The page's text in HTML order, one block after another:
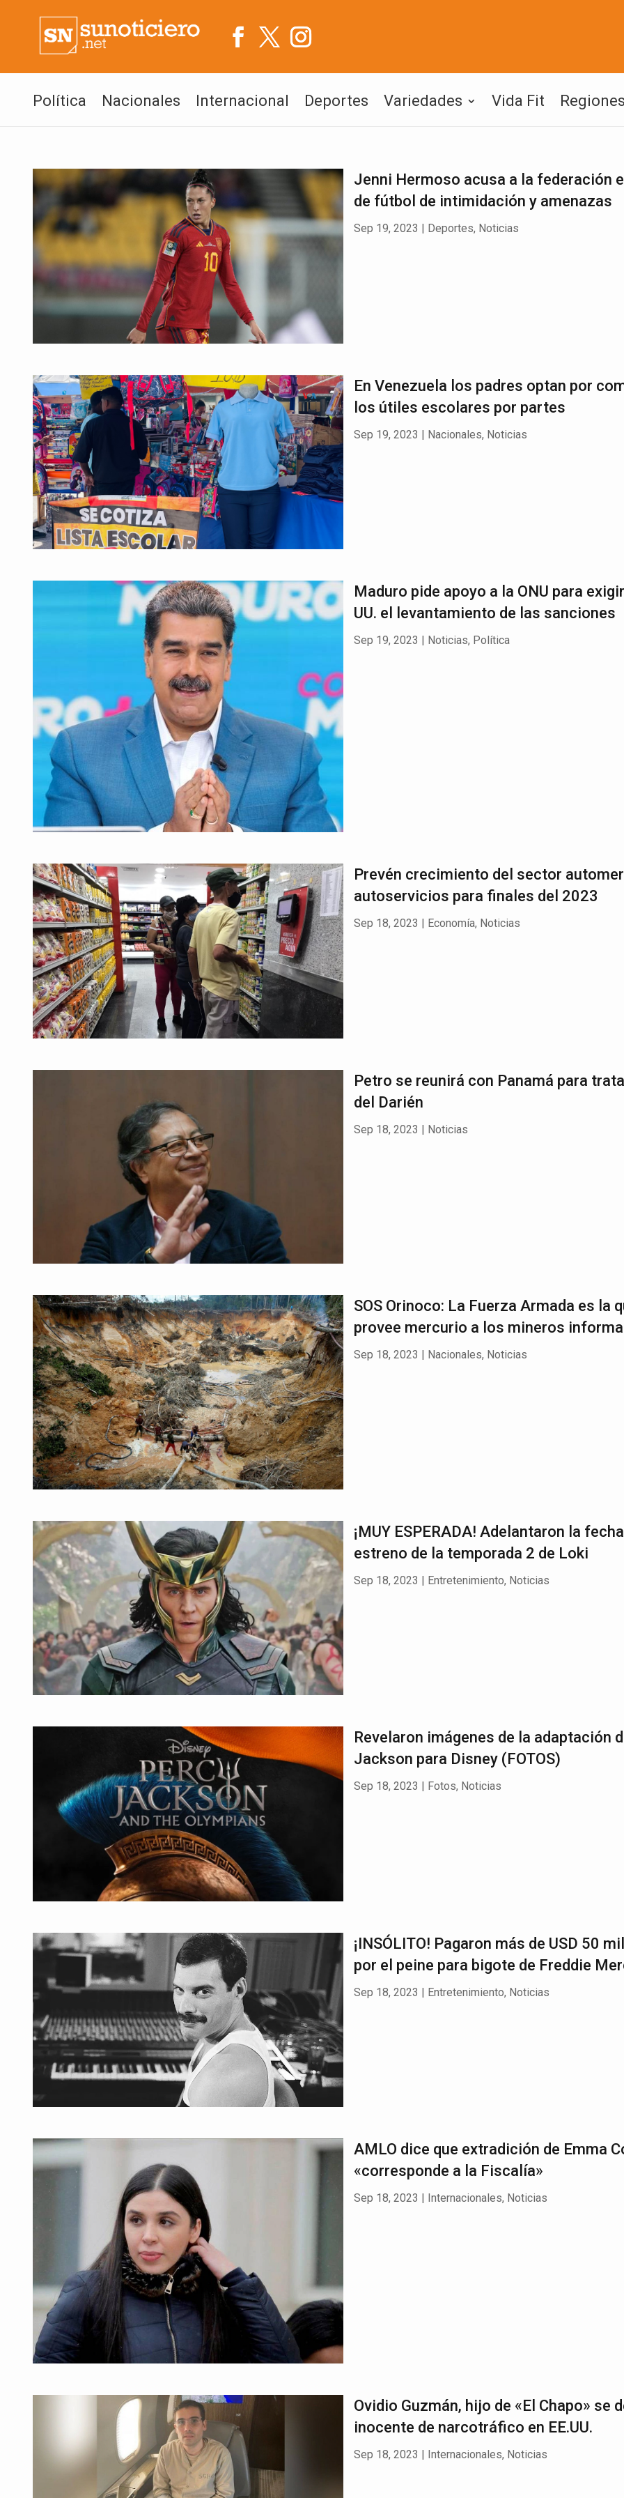
Política Nacionales Internacional Deportes Variedades Vida Fit Regiones
Jenni Hermoso acusa a la federación
de fútbol de intimidación y amenazas
Sep 19, 2023 | Deportes, Noticias
En Venezuela los padres optan por
los útiles escolares por partes
Sep 19, 2023 | Nacionales, Noticias
Maduro pide apoyo a la ONU para
UU. el levantamiento de las sanciones
Sep 19, 2023 Noticias, Política
Prevén crecimiento del sector
autoservicios para finales del 2023
Sep 18, 2023 | Economía, Noticias
Petro se reunirá con Panamá para
del Darién
Sep 18, 2023 | Noticias
SOS Orinoco: La Fuerza Armada es la
provee mercurio a los mineros
Sep 18, 2023 | Nacionales, Noticias
¡MUY ESPERADA! Adelantaron la
estreno de la temporada 2 de Loki
Sep 18, 2023 | Entretenimiento, Noticias
Revelaron imágenes de la adaptación
Jackson para Disney (FOTOS)
Sep 18, 2023 | Fotos, Noticias
¡INSÓLITO! Pagaron más de USD 50
por el peine para bigote de Freddie
Sep 18, 2023 | Entretenimiento, Noticias
AMLO dice que extradición de Emma
«corresponde a la Fiscalía»
Sep 18, 2023 Internacionales, Noticias
Ovidio Guzmán, hijo de «El Chapo» se
inocente de narcotráfico en EE.UU.
Sep 18, 2023 | Internacionales, Noticias